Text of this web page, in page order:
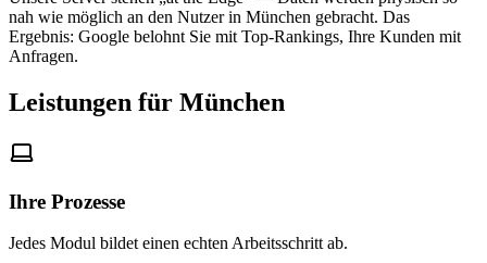
nah wie möglich an den Nutzer in München gebracht. Das
Ergebnis: Google belohnt Sie mit Top-Rankings, Ihre Kunden mit
Anfragen.
Leistungen für München
Ihre Prozesse
Jedes Modul bildet einen echten Arbeitsschritt ab.